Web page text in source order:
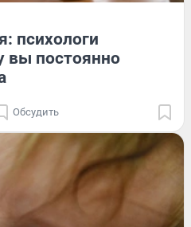
психологи
вы постоянно
Обсудить